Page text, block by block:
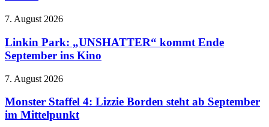
sich
düsteren
Trailer
Linkin
„UNSHATTER“
kommt
Ende
ins
7. August 2026
Linkin Park: „UNSHATTER“ kommt Ende
September ins Kino
Monster
4:
Lizzie
Borden
7. August 2026
Monster Staffel 4: Lizzie Borden steht ab September
im Mittelpunkt